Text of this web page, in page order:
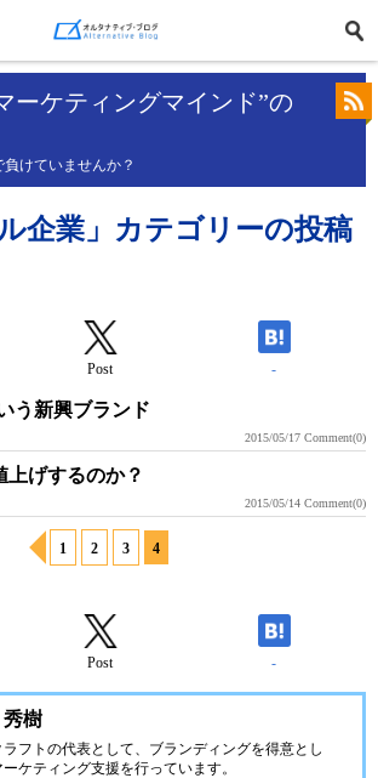
ーケティングマインド”の
けていませんか？
企業」カテゴリーの投稿
Post -
う新興ブランド
2015/05/17 Comment(0)
上げするのか？
2015/05/14 Comment(0)
1 2 3 4
Post -
秀樹
フト の代表として、ブランディングを得意とし
ケティング支援を行っています。